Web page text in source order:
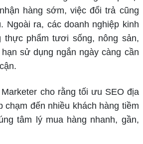
hàng sớm, việc đổi trả cũng
Ngoài ra, các doanh nghiệp kinh
thực phẩm tươi sống, nông sản,
sử dụng ngắn ngày càng cần
cho rằng tối ưu SEO địa
chạm đến nhiều khách hàng tiềm
tâm lý mua hàng nhanh, gần,